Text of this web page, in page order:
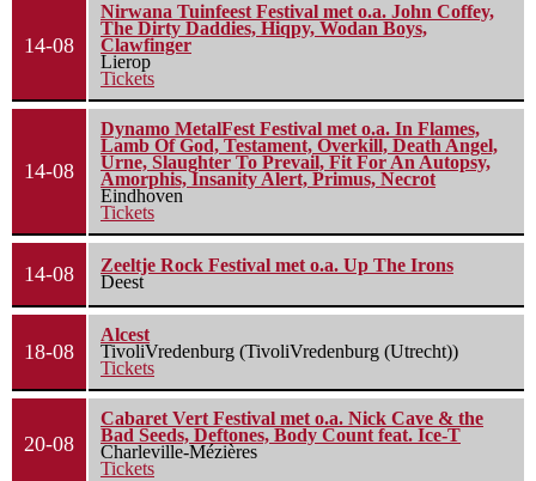
14-08
Nirwana Tuinfeest Festival met o.a. John Coffey,
The Dirty Daddies, Hiqpy, Wodan Boys,
Clawfinger
Lierop
Tickets
14-08
Dynamo MetalFest Festival met o.a. In Flames,
Lamb Of God, Testament, Overkill, Death Angel,
Urne, Slaughter To Prevail, Fit For An Autopsy,
Amorphis, Insanity Alert, Primus, Necrot
Eindhoven
Tickets
14-08
Zeeltje Rock Festival met o.a. Up The Irons
Deest
18-08
Alcest
TivoliVredenburg (TivoliVredenburg (Utrecht))
Tickets
20-08
Cabaret Vert Festival met o.a. Nick Cave & the
Bad Seeds, Deftones, Body Count feat. Ice-T
Charleville-Mézières
Tickets